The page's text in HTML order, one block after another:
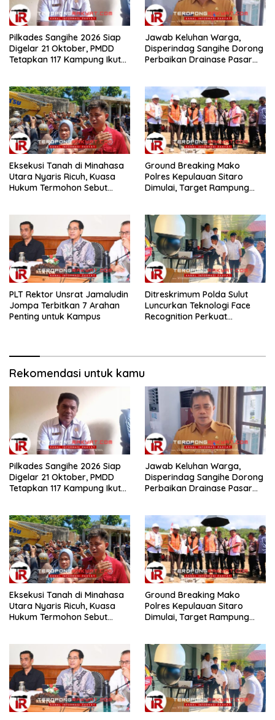
Pilkades Sangihe 2026 Siap
Digelar 21 Oktober, PMDD
Tetapkan 117 Kampung Ikut
Jawab Keluhan Warga,
Disperindag Sangihe Dorong
Perbaikan Drainase Pasar
Eksekusi Tanah di Minahasa
Utara Nyaris Ricuh, Kuasa
Hukum Termohon Sebut
Ground Breaking Mako
Polres Kepulauan Sitaro
Dimulai, Target Rampung
​PLT Rektor Unsrat Jamaludin
Jompa Terbitkan 7 Arahan
Penting untuk Kampus
Ditreskrimum Polda Sulut
Luncurkan Teknologi Face
Recognition Perkuat
Rekomendasi untuk kamu
Pilkades Sangihe 2026 Siap
Digelar 21 Oktober, PMDD
Tetapkan 117 Kampung Ikut
Jawab Keluhan Warga,
Disperindag Sangihe Dorong
Perbaikan Drainase Pasar
Eksekusi Tanah di Minahasa
Utara Nyaris Ricuh, Kuasa
Hukum Termohon Sebut
Ground Breaking Mako
Polres Kepulauan Sitaro
Dimulai, Target Rampung